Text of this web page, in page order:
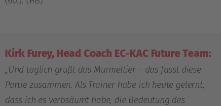
Kirk Furey, Head Coach EC-KAC Future Team:
„Und täglich grüßt das Murmeltier – das fasst diese
Partie zusammen. Als Trainer habe ich heute gelernt,
dass ich es verbsäumt habe, die Bedeutung des